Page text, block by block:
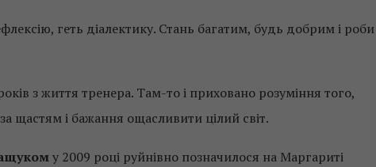
геть діалектику. Стань багатим, будь добрим і роби
з життя тренера. Там-то і приховано розуміння того,
щастям і бажання ощасливити цілий світ.
у 2009 році руйнівно позначилося на Маргариті